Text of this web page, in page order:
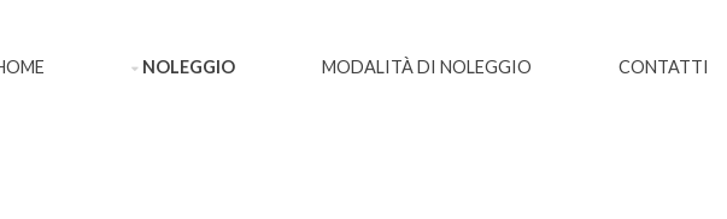
NOLEGGIO MODALITÀ DI NOLEGGIO CONTATTI